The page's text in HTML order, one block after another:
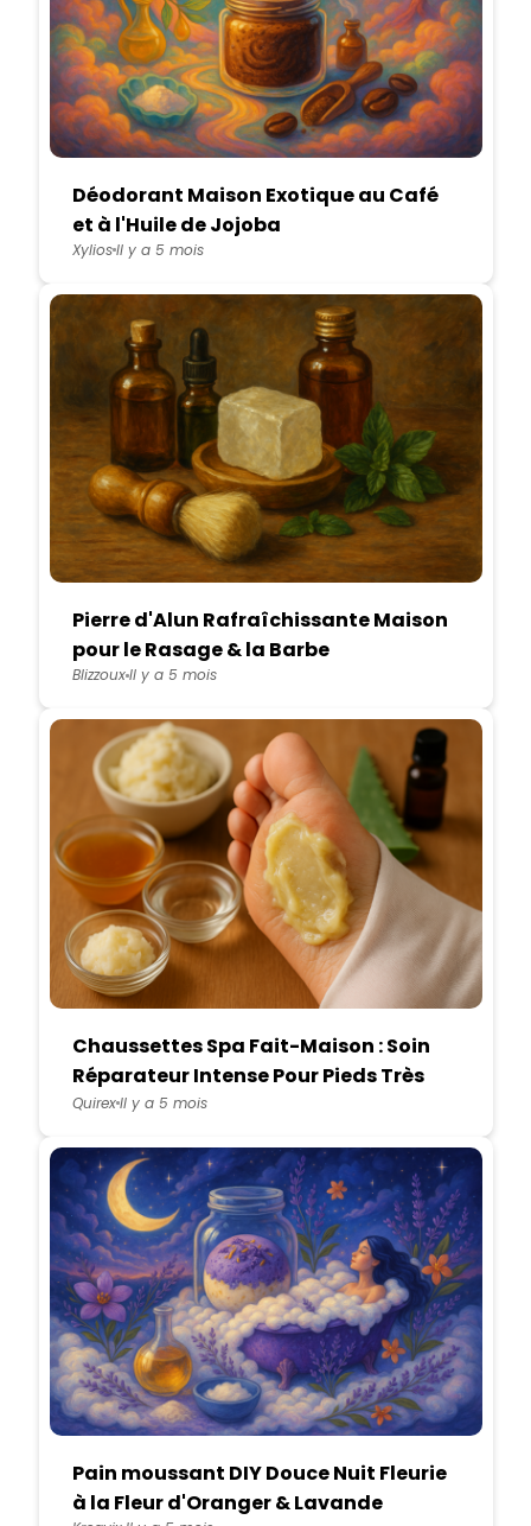
Déodorant Maison Exotique au Café
et à l'Huile de Jojoba
XyliosIl y a 5 mois
Pierre d'Alun Rafraîchissante Maison
pour le Rasage & la Barbe
BlizzouxIl y a 5 mois
Chaussettes Spa Fait-Maison : Soin
Réparateur Intense Pour Pieds Très
Secs
QuirexIl y a 5 mois
Pain moussant DIY Douce Nuit Fleurie
à la Fleur d'Oranger & Lavande